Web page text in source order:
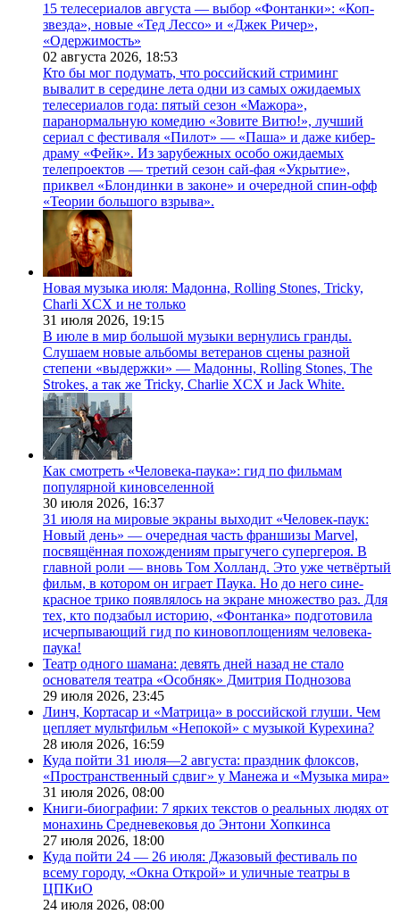
15 телесериалов августа — выбор «Фонтанки»: «Коп-
звезда», новые «Тед Лессо» и «Джек Ричер»,
«Одержимость»
02 августа 2026, 18:53
Кто бы мог подумать, что российский стриминг
вывалит в середине лета одни из самых ожидаемых
телесериалов года: пятый сезон «Мажора»,
паранормальную комедию «Зовите Витю!», лучший
сериал с фестиваля «Пилот» — «Паша» и даже кибер-
драму «Фейк». Из зарубежных особо ожидаемых
телепроектов — третий сезон сай-фая «Укрытие»,
приквел «Блондинки в законе» и очередной спин-офф
«Теории большого взрыва».
Новая музыка июля: Мадонна, Rolling Stones, Tricky,
Charli XCX и не только
31 июля 2026, 19:15
В июле в мир большой музыки вернулись гранды.
Слушаем новые альбомы ветеранов сцены разной
степени «выдержки» — Мадонны, Rolling Stones, The
Strokes, а так же Tricky, Charlie XCX и Jack White.
Как смотреть «Человека-паука»: гид по фильмам
популярной киновселенной
30 июля 2026, 16:37
31 июля на мировые экраны выходит «Человек-паук:
Новый день» — очередная часть франшизы Marvel,
посвящённая похождениям прыгучего супергероя. В
главной роли — вновь Том Холланд. Это уже четвёртый
фильм, в котором он играет Паука. Но до него сине-
красное трико появлялось на экране множество раз. Для
тех, кто подзабыл историю, «Фонтанка» подготовила
исчерпывающий гид по киновоплощениям человека-
паука!
Театр одного шамана: девять дней назад не стало
основателя театра «Особняк» Дмитрия Поднозова
29 июля 2026, 23:45
Линч, Кортасар и «Матрица» в российской глуши. Чем
цепляет мультфильм «Непокой» с музыкой Курехина?
28 июля 2026, 16:59
Куда пойти 31 июля—2 августа: праздник флоксов,
«Пространственный сдвиг» у Манежа и «Музыка мира»
31 июля 2026, 08:00
Книги-биографии: 7 ярких текстов о реальных людях от
монахинь Средневековья до Энтони Хопкинса
27 июля 2026, 18:00
Куда пойти 24 — 26 июля: Джазовый фестиваль по
всему городу, «Окна Открой» и уличные театры в
ЦПКиО
24 июля 2026, 08:00